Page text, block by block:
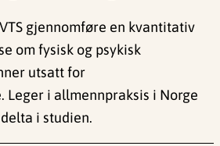
gjennomføre en kvantitativ
om fysisk og psykisk
utsatt for
Leger i allmennpraksis i Norge
i studien.